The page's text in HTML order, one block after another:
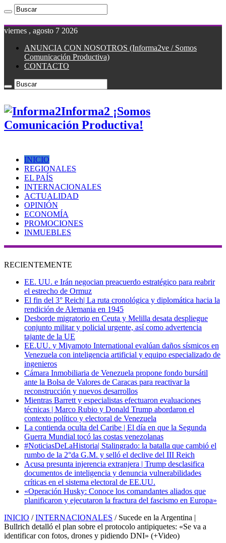
viernes , agosto 7 2026
ANUNCIA CON NOSOTROS (Informa2ve / Somos
Comunicación Productiva)
CONTACTO
Informa2 ¡Somos
Comunicación Productiva!
INICIO
REGIONALES
EL PAÍS
INTERNACIONALES
ACTUALIDAD
OPINIÓN
ECONOMÍA
PROMOCIONES
INMUEBLES
RECIENTEMENTE
EE. UU. e Irán negocian preacuerdo estratégico para reabrir
el estrecho de Ormuz
El fin del 3° Reich| La ruta cronológica y diplomática hacia la
rendición de Alemania en 1945
Desborde migratorio en Ceuta y Melilla desata despliegue
conjunto militar y policial urgente, así como advertencia
tajante de la UE
EE.UU. y Miyamoto International evalúan daños sísmicos en
Venezuela con inteligencia artificial y equipo especializado de
ingenieros
Cámara Inmobiliaria de Venezuela propone fondo bursátil
ante la Bolsa de Valores de Caracas para reactivar la
reconstrucción y nuevos desarrollos
Mientras Barrett y especialistas efectuaron evaluaciones
técnicas | Marco Rubio y Donald Trump abordaron el
contexto político y electoral de Venezuela
La contienda oculta del Caribe | El día en que la Segunda
Guerra Mundial tocó las costas venezolanas
#NoticiasDeLaHistoria| Stalingrado: la batalla que cambió el
rumbo de la 2°da G.M. y selló el declive del III Reich
Acusa presunta injerencia extranjera | Trump desclasifica
documentos de inteligencia y denuncia vulnerabilidades
críticas en el sistema electoral de EE.UU.
«Operación Husky: Conoce los comandantes aliados que
planificaron y ejecutaron la fractura del fascismo en Europa»
INICIO / INTERNACIONALES / Sucede en la Argentina |
Bullrich detalló el plan sobre el protocolo antipiquetes: «Se va a
identificar con fotos, drones y pidiendo DNI» (+Video)